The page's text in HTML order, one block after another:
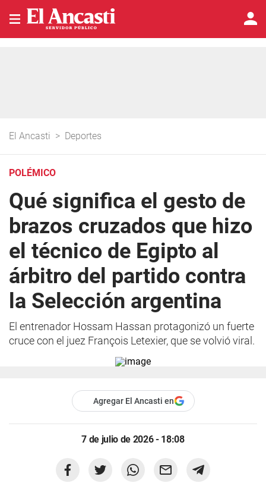
El Ancasti > Deportes
POLÉMICO
Qué significa el gesto de
brazos cruzados que hizo
el técnico de Egipto al
árbitro del partido contra
la Selección argentina
El entrenador Hossam Hassan protagonizó un fuerte
cruce con el juez François Letexier, que se volvió viral.
Agregar El Ancasti en
7 de julio de 2026 - 18:08